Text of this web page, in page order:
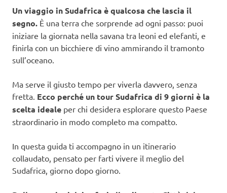
Un viaggio in Sudafrica è qualcosa che lascia il
segno. È una terra che sorprende ad ogni passo: puoi
iniziare la giornata nella savana tra leoni ed elefanti, e
finirla con un bicchiere di vino ammirando il tramonto
sull’oceano.
Ma serve il giusto tempo per viverla davvero, senza
fretta. Ecco perché un tour Sudafrica di 9 giorni è la
scelta ideale per chi desidera esplorare questo Paese
straordinario in modo completo ma compatto.
In questa guida ti accompagno in un itinerario
collaudato, pensato per farti vivere il meglio del
Sudafrica, giorno dopo giorno.